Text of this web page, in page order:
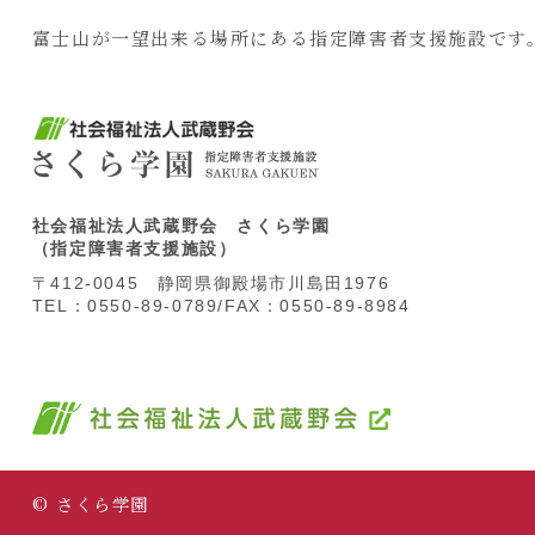
富士山が一望出来る場所にある指定障害者支援施設です
社会福祉法人武蔵野会 さくら学園
（指定障害者支援施設）
〒412-0045 静岡県御殿場市川島田1976
TEL：0550-89-0789/FAX：0550-89-8984
© さくら学園